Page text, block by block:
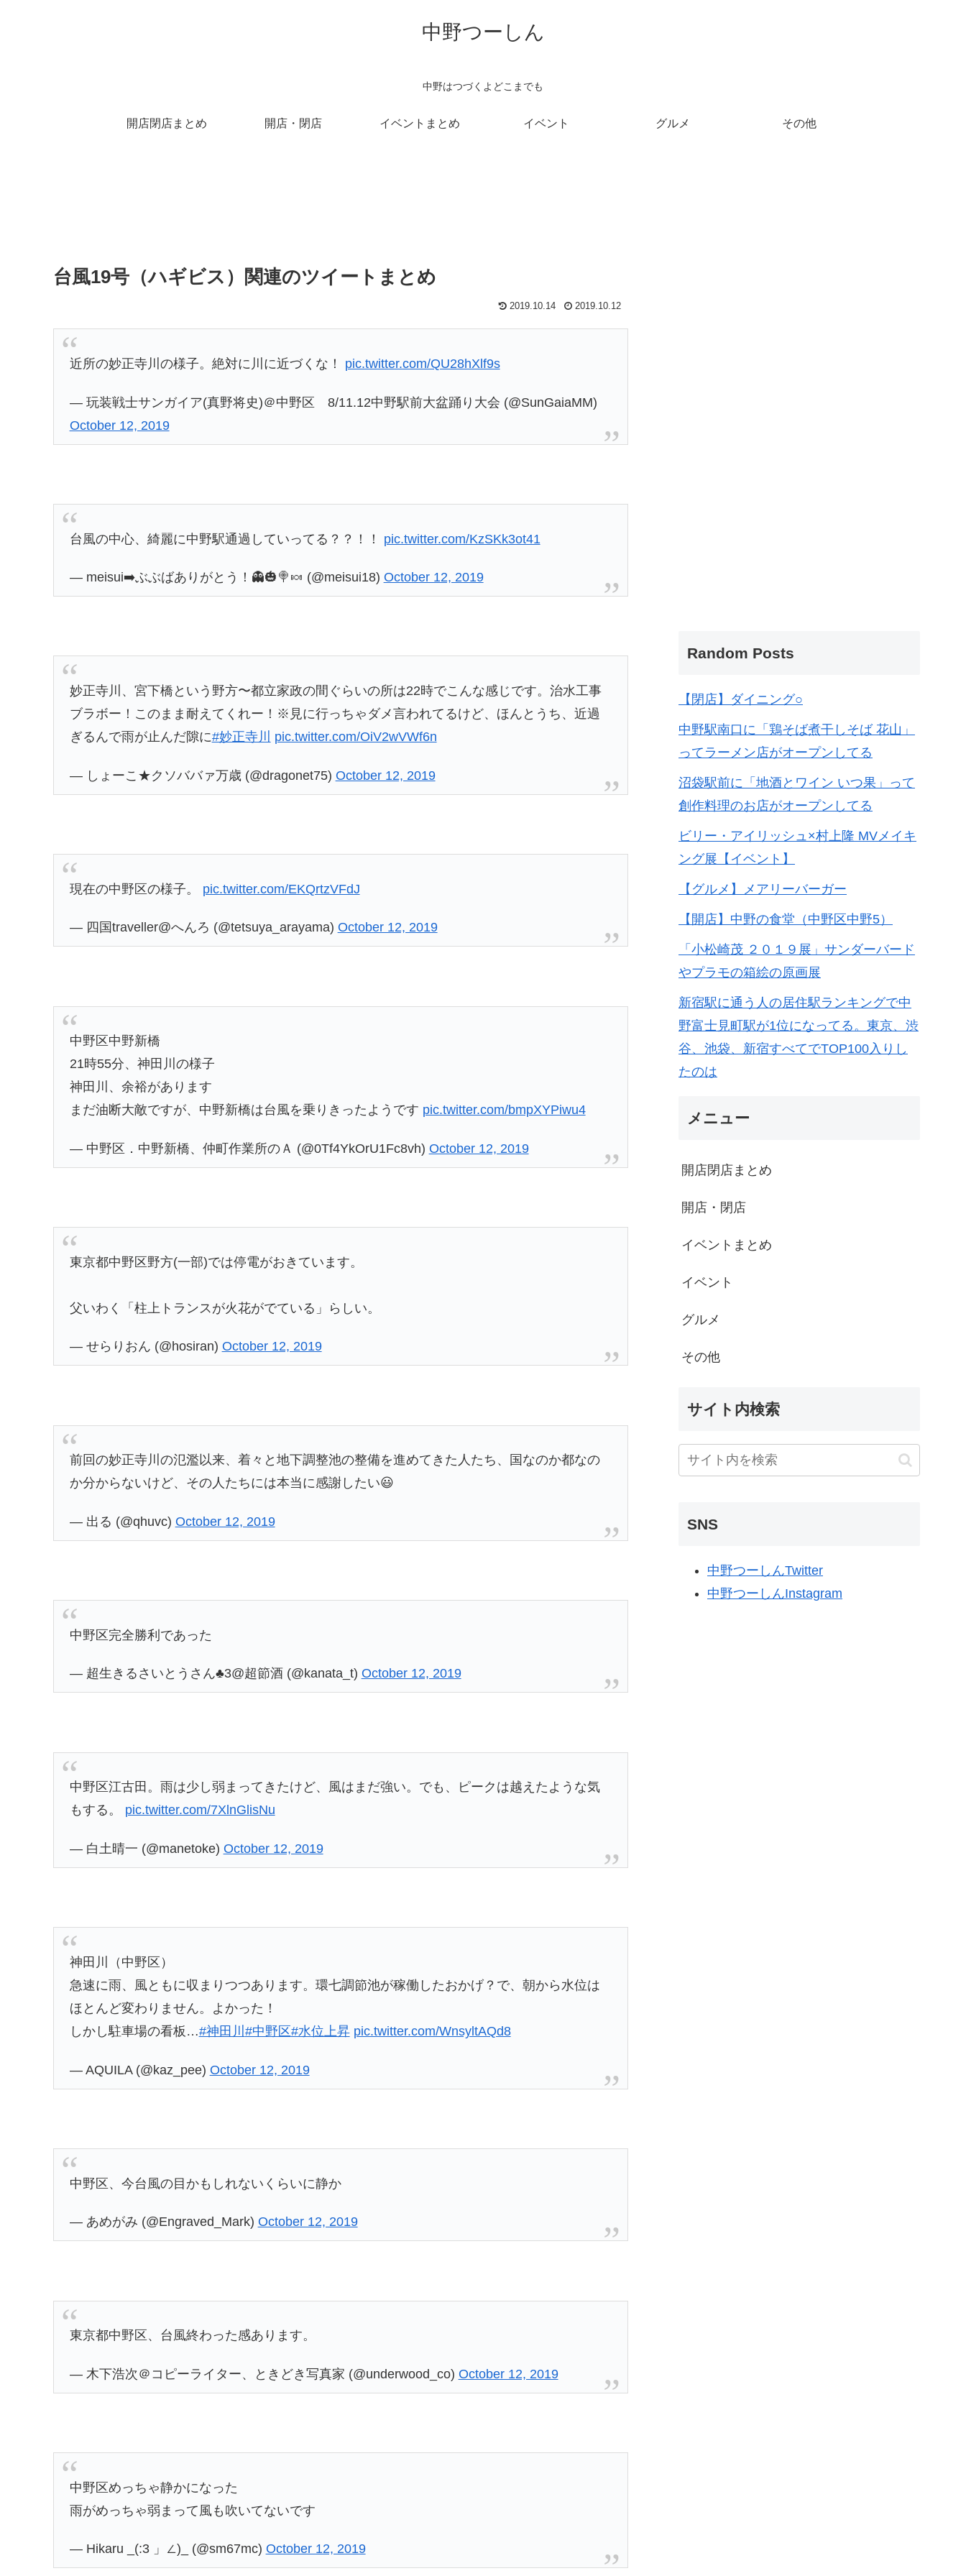
中野つーしん
中野はつづくよどこまでも
開店閉店まとめ 開店・閉店 イベントまとめ イベント グルメ その他
台風19号（ハギビス）関連のツイートまとめ
2019.10.14 2019.10.12
近所の妙正寺川の様子。絶対に川に近づくな！ pic.twitter.com/QU28hXlf9s
— 玩装戦士サンガイア(真野将史)＠中野区 8/11.12中野駅前大盆踊り大会 (@SunGaiaMM)
October 12, 2019
台風の中心、綺麗に中野駅通過していってる？？！！ pic.twitter.com/KzSKk3ot41
— meisui➡️ぶぶばありがとう！👻🎃🍭🍬 (@meisui18) October 12, 2019
妙正寺川、宮下橋という野方〜都立家政の間ぐらいの所は22時でこんな感じです。治水工事
ブラボー！このまま耐えてくれー！※見に行っちゃダメ言われてるけど、ほんとうち、近過
ぎるんで雨が止んだ隙に#妙正寺川 pic.twitter.com/OiV2wVWf6n
— しょーこ★クソババァ万歳 (@dragonet75) October 12, 2019
現在の中野区の様子。 pic.twitter.com/EKQrtzVFdJ
— 四国traveller@へんろ (@tetsuya_arayama) October 12, 2019
中野区中野新橋
21時55分、神田川の様子
神田川、余裕があります
まだ油断大敵ですが、中野新橋は台風を乗りきったようです pic.twitter.com/bmpXYPiwu4
— 中野区．中野新橋、仲町作業所のＡ (@0Tf4YkOrU1Fc8vh) October 12, 2019
東京都中野区野方(一部)では停電がおきています。
父いわく「柱上トランスが火花がでている」らしい。
— せらりおん (@hosiran) October 12, 2019
前回の妙正寺川の氾濫以来、着々と地下調整池の整備を進めてきた人たち、国なのか都なの
か分からないけど、その人たちには本当に感謝したい😃
— 出る (@qhuvc) October 12, 2019
中野区完全勝利であった
— 超生きるさいとうさん♣️3@超節酒 (@kanata_t) October 12, 2019
中野区江古田。雨は少し弱まってきたけど、風はまだ強い。でも、ピークは越えたような気
もする。 pic.twitter.com/7XlnGlisNu
— 白土晴一 (@manetoke) October 12, 2019
神田川（中野区）
急速に雨、風ともに収まりつつあります。環七調節池が稼働したおかげ？で、朝から水位は
ほとんど変わりません。よかった！
しかし駐車場の看板…#神田川 #中野区#水位上昇 pic.twitter.com/WnsyltAQd8
— AQUILA (@kaz_pee) October 12, 2019
中野区、今台風の目かもしれないくらいに静か
— あめがみ (@Engraved_Mark) October 12, 2019
東京都中野区、台風終わった感あります。
— 木下浩次＠コピーライター、ときどき写真家 (@underwood_co) October 12, 2019
中野区めっちゃ静かになった
雨がめっちゃ弱まって風も吹いてないです
— Hikaru _(:3 」∠)_ (@sm67mc) October 12, 2019
Random Posts
【閉店】ダイニング○
中野駅南口に「鶏そば煮干しそば 花山」
ってラーメン店がオープンしてる
沼袋駅前に「地酒とワイン いつ果」って
創作料理のお店がオープンしてる
ビリー・アイリッシュ×村上隆 MVメイキ
ング展【イベント】
【グルメ】メアリーバーガー
【開店】中野の食堂（中野区中野5）
「小松崎茂 ２０１９展」サンダーバード
やプラモの箱絵の原画展
新宿駅に通う人の居住駅ランキングで中
野富士見町駅が1位になってる。東京、渋
谷、池袋、新宿すべてでTOP100入りし
たのは
メニュー
開店閉店まとめ
開店・閉店
イベントまとめ
イベント
グルメ
その他
サイト内検索
SNS
中野つーしんTwitter
中野つーしんInstagram